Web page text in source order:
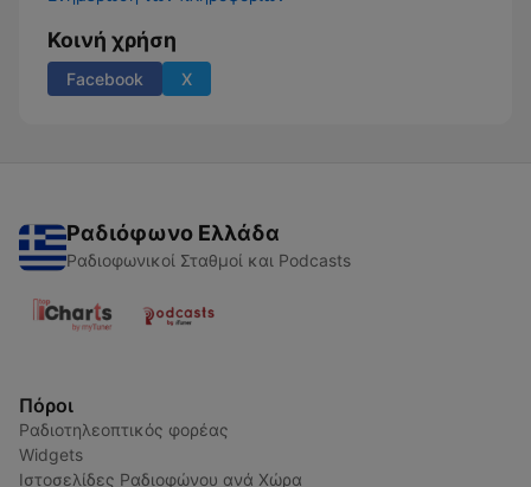
Κοινή χρήση
Facebook X
Ραδιόφωνο Ελλάδα
Ραδιοφωνικοί Σταθμοί και Podcasts
Πόροι
Ραδιοτηλεοπτικός φορέας
Widgets
Ιστοσελίδες Ραδιοφώνου ανά Χώρα